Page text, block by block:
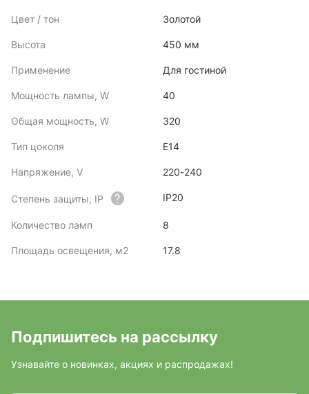
Цвет / тон Золотой
Высота 450 мм
Применение Для гостиной
Мощность лампы, W 40
Общая мощность, W 320
Тип цоколя E14
Напряжение, V 220-240
Степень защиты, IP IP20
Количество ламп 8
Площадь освещения, м2 17.8
Подпишитесь на рассылку
Узнавайте о новинках, акциях и распродажах!